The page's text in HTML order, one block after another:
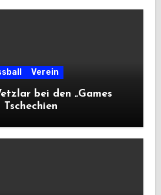
Verein
bei den „Games